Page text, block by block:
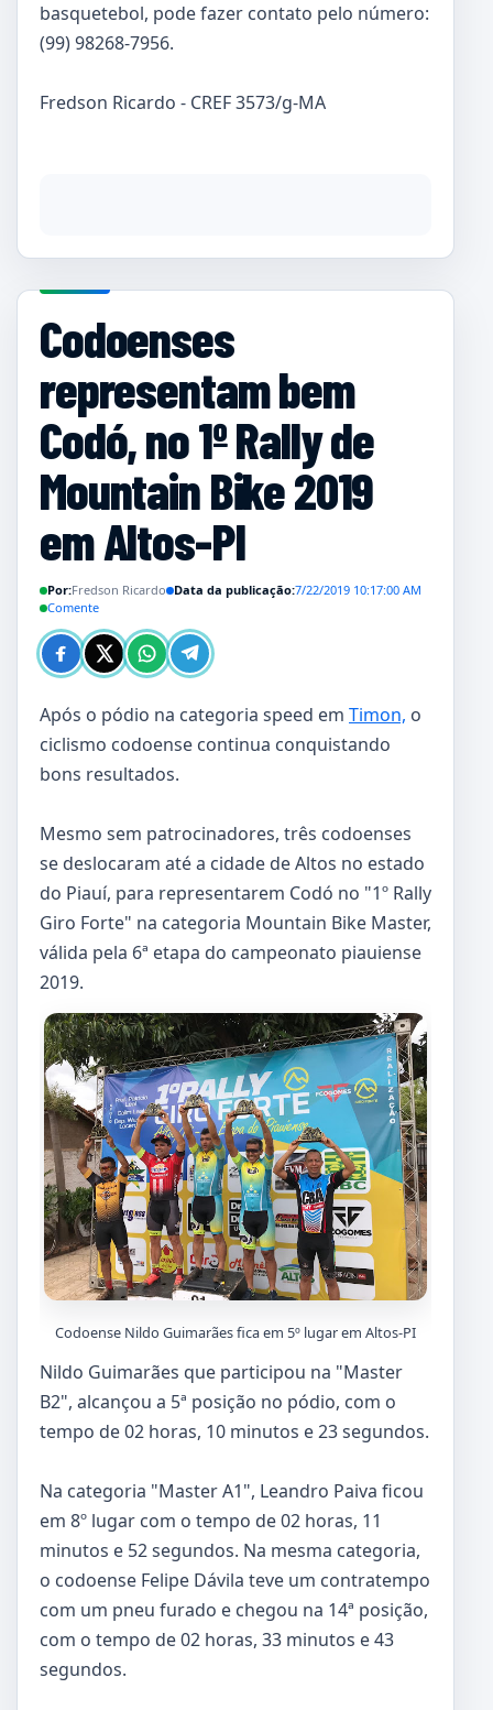
basquetebol, pode fazer contato pelo número:
(99) 98268-7956.
Fredson Ricardo - CREF 3573/g-MA
Codoenses
representam bem
Codó, no 1º Rally de
Mountain Bike 2019
em Altos-PI
Por:Fredson Ricardo Data da publicação:7/22/2019 10:17:00 AM
Comente
Após o pódio na categoria speed em Timon, o
ciclismo codoense continua conquistando
bons resultados.
Mesmo sem patrocinadores, três codoenses
se deslocaram até a cidade de Altos no estado
do Piauí, para representarem Codó no "1º Rally
Giro Forte" na categoria Mountain Bike Master,
válida pela 6ª etapa do campeonato piauiense
2019.
Codoense Nildo Guimarães fica em 5º lugar em Altos-PI
Nildo Guimarães que participou na "Master
B2", alcançou a 5ª posição no pódio, com o
tempo de 02 horas, 10 minutos e 23 segundos.
Na categoria "Master A1", Leandro Paiva ficou
em 8º lugar com o tempo de 02 horas, 11
minutos e 52 segundos. Na mesma categoria,
o codoense Felipe Dávila teve um contratempo
com um pneu furado e chegou na 14ª posição,
com o tempo de 02 horas, 33 minutos e 43
segundos.